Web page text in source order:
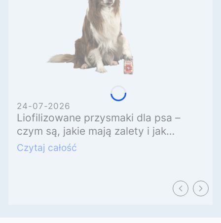
24-07-2026
Liofilizowane przysmaki dla psa –
czym są, jakie mają zalety i jak
wybrać najlepsze.
Czytaj całość